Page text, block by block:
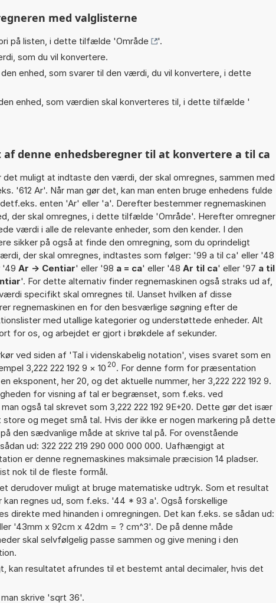
med valglisterne
på listen, i dette tilfælde 'Område
'.
som du vil konvertere.
enhed, som svarer til den værdi, du vil konvertere, i dette
enhed, som værdien skal konverteres til, i dette tilfælde '
denne enhedsberegner til at konvertere a til ca
det muligt at indtaste den værdi, der skal omregnes, sammen med
'612 Ar'. Når man gør det, kan man enten bruge enhedens fulde
enten 'Ar' eller 'a'. Derefter bestemmer regnemaskinen
der skal omregnes, i dette tilfælde 'Område'. Herefter omregner
værdi i alle de relevante enheder, som den kender. I den
sikker på også at finde den omregning, som du oprindeligt
der skal omregnes, indtastes som følger: '99 a til ca' eller '48
'49 Ar -> Centiar' eller '98 a = ca' eller '48 Ar til ca' eller '97 a til
'. For dette alternativ finder regnemaskinen også straks ud af,
specifikt skal omregnes til. Uanset hvilken af disse
regnemaskinen en for den besværlige søgning efter de
med utallige kategorier og understøttede enheder. Alt
for os, og arbejdet er gjort i brøkdele af sekunder.
ved siden af 'Tal i videnskabelig notation', vises svaret som en
3,222 222 192 9 × 10 20. For denne form for præsentation
eksponent, her 20, og det aktuelle nummer, her 3,222 222 192 9.
for visning af tal er begrænset, som f.eks. ved
også tal skrevet som 3,222 222 192 9E+20. Dette gør det især
og meget små tal. Hvis der ikke er nogen markering på dette
den sædvanlige måde at skrive tal på. For ovenstående
ud: 322 222 219 290 000 000 000. Uafhængigt at
er denne regnemaskines maksimale præcision 14 pladser.
nok til de fleste formål.
derudover muligt at bruge matematiske udtryk. Som et resultat
kan regnes ud, som f.eks. '44 * 93 a'. Også forskellige
direkte med hinanden i omregningen. Det kan f.eks. se sådan ud:
'43mm x 92cm x 42dm = ? cm^3'. De på denne måde
skal selvfølgelig passe sammen og give mening i den
kan resultatet afrundes til et bestemt antal decimaler, hvis det
skrive 'sqrt 36'.